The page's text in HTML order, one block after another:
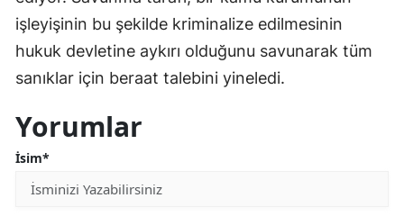
işleyişinin bu şekilde kriminalize edilmesinin
hukuk devletine aykırı olduğunu savunarak tüm
sanıklar için beraat talebini yineledi.
Yorumlar
İsim*